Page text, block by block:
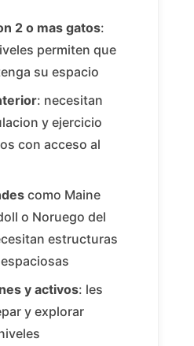
2 o mas gatos:
permiten que
su espacio
: necesitan
y ejercicio
con acceso al
como Maine
o Noruego del
estructuras
y activos: les
y explorar